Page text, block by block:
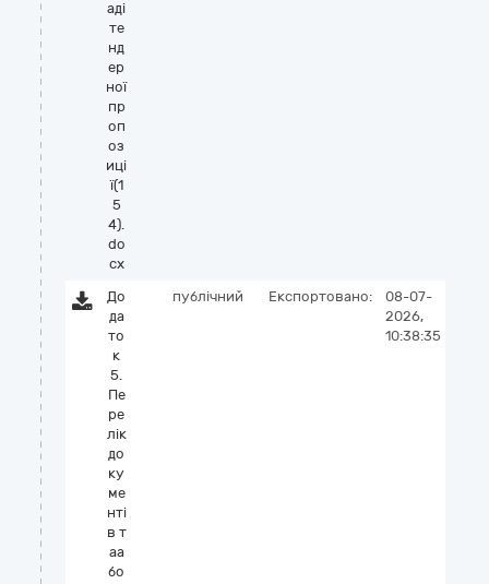
аді
те
нд
ер
ної
пр
оп
оз
иці
ї(1
5
4).
do
cx
До
да
то
к
5.
Пе
ре
лік
до
ку
ме
нті
в т
аа
бо
публічний Експортовано:
08-07-
2026,
10:38:35